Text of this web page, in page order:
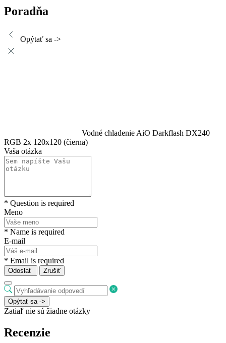
Poradňa
Opýtať sa ->
Vodné chladenie AiO Darkflash DX240
RGB 2x 120x120 (čierna)
Vaša otázka
* Question is required
Meno
* Name is required
E-mail
* Email is required
Odoslať Zrušiť
Opýtať sa ->
Zatiaľ nie sú žiadne otázky
Recenzie